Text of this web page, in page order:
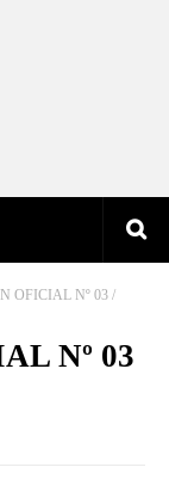
OFICIAL Nº 03 /
Nº 03